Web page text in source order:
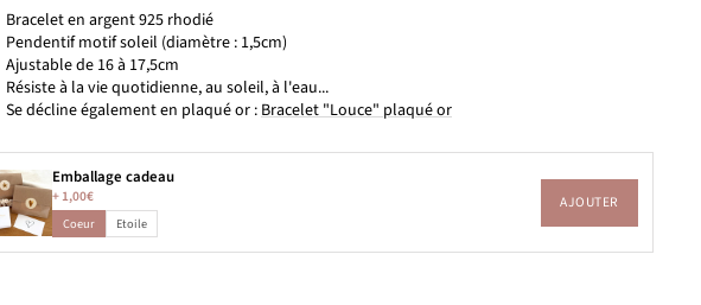
Bracelet en argent 925 rhodié
Pendentif motif soleil (diamètre : 1,5cm)
Ajustable de 16 à 17,5cm
Résiste à la vie quotidienne, au soleil, à l'eau...
Se décline également en plaqué or :Bracelet "Louce" plaqué or
Emballage cadeau
+1,00€
Coeur Etoile
AJOUTER